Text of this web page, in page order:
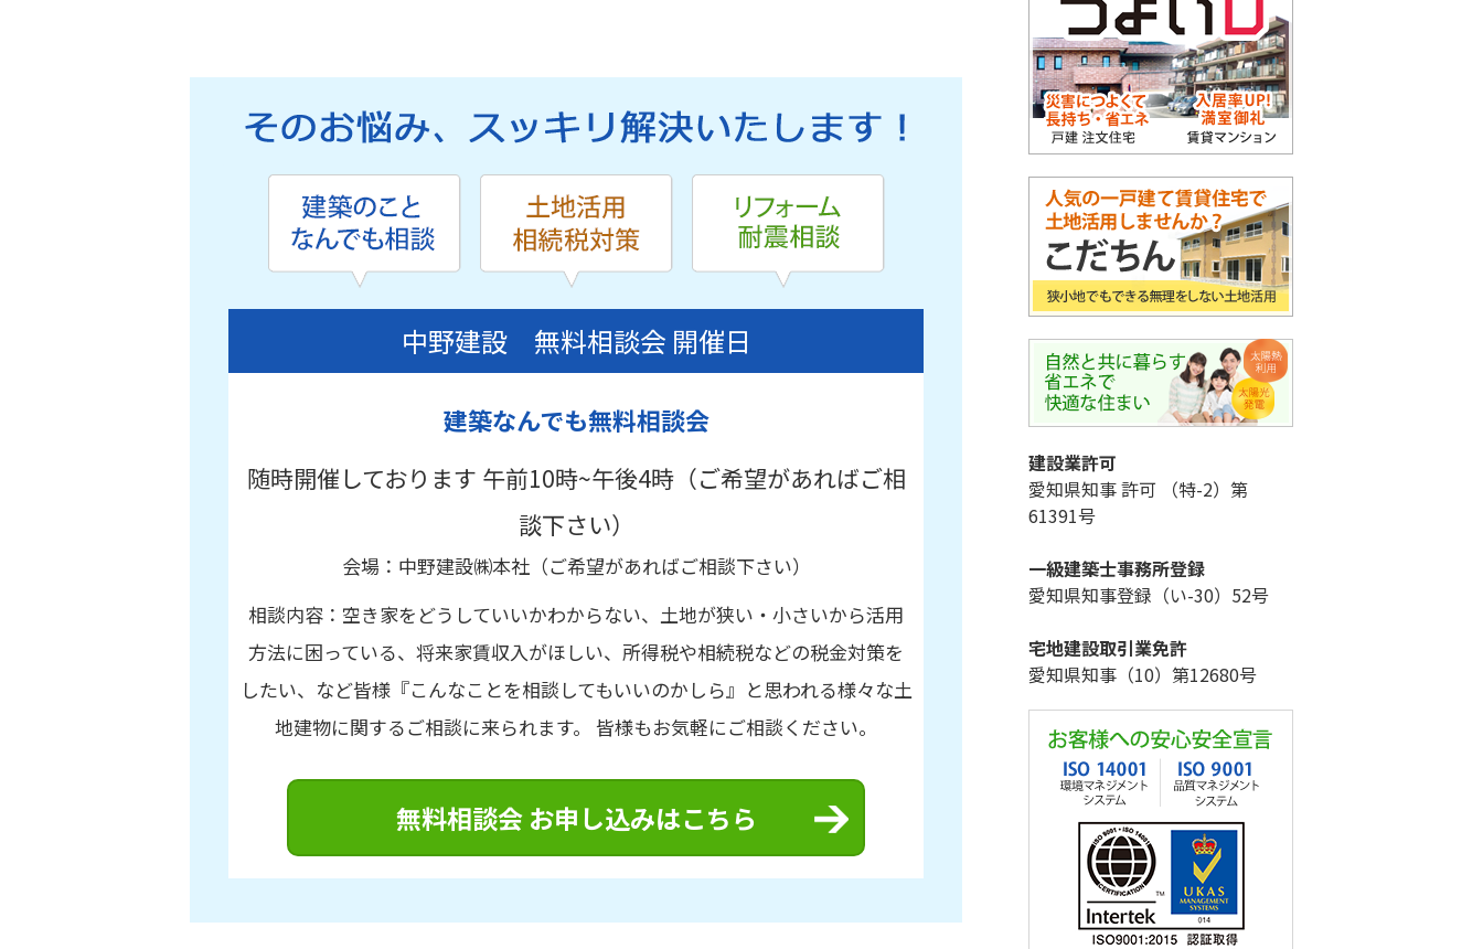
中野建設 無料相談会 開催日
建築なんでも無料相談会
随時開催しております 午前10時~午後4時（ご希望があればご相
談下さい）
会場：中野建設㈱本社（ご希望があればご相談下さい）
相談内容：空き家をどうしていいかわからない、土地が狭い・小さいから活用
方法に困っている、将来家賃収入がほしい、所得税や相続税などの税金対策を
したい、など皆様『こんなことを相談してもいいのかしら』と思われる様々な土
地建物に関するご相談に来られます。 皆様もお気軽にご相談ください。
無料相談会 お申し込みはこちら
建設業許可
愛知県知事 許可 （特-2）第
61391号
一級建築士事務所登録
愛知県知事登録（い-30）52号
宅地建設取引業免許
愛知県知事（10）第12680号